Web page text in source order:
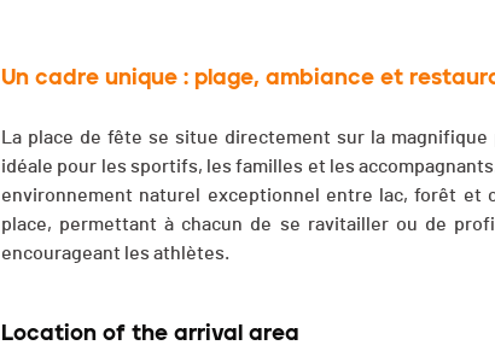
Un cadre unique : plage, ambiance et
La place de fête se situe directement sur la magnifique
idéale pour les sportifs, les familles et les
environnement naturel exceptionnel entre lac, forêt et
place, permettant à chacun de se ravitailler ou de
encourageant les athlètes.
Location of the arrival area